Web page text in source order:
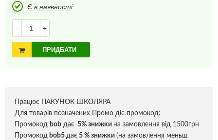
Є в наявності
- +
ПРИДБАТИ
Працює ПАКУНОК ШКОЛЯРА
Для товарів позначених Промо діє промокод:
Промокод bob дає 5% знижки на замовлення від 1500грн
Промокод bob5 дає 5 % знижки (на замовлення меньш